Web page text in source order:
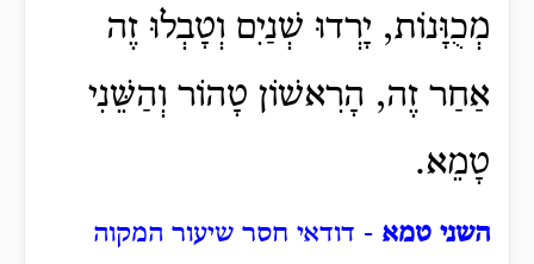
מְכֻוָּנוֹת, יָרְדוּ שְׁנַיִם וְטָבְלוּ זֶה
אַחַר זֶה, הָרִאשׁוֹן טָהוֹר וְהַשֵּׁנִי
טָמֵא.
השני טמא - דודאי חסר שיעור המקוה